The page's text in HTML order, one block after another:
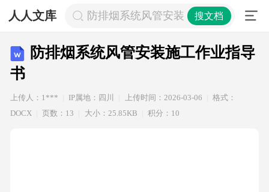
人人文库 防排烟系统风管安装施工作业指导书
搜文档
防排烟系统风管安装施工作业指导
书
上传人：1*** IP属地：四川 上传时间：2026-03-06
格式：
DOCX
页数：13 大小：25.85KB 积分：10